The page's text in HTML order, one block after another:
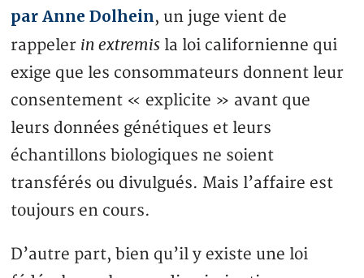
par Anne Dolhein, un juge vient de
rappeler in extremis la loi californienne qui
exige que les consommateurs donnent leur
consentement « explicite » avant que
leurs données génétiques et leurs
échantillons biologiques ne soient
transférés ou divulgués. Mais l’affaire est
toujours en cours.
D’autre part, bien qu’il y existe une loi